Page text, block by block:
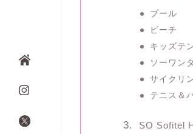
プール
ビーチ
キッズテ
ソーワン
サイクリ
テニス＆
SO Sofitel